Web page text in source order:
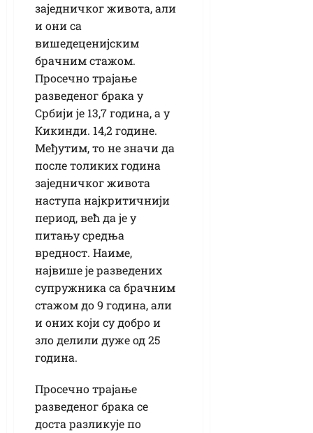
заједничког живота, али
и они са
вишедеценијским
брачним стажом.
Просечно трајање
разведеног брака у
Србији је 13,7 година, а у
Кикинди. 14,2 године.
Међутим, то не значи да
после толиких година
заједничког живота
наступа најкритичнији
период, већ да је у
питању средња
вредност. Наиме,
највише је разведених
супружника са брачним
стажом до 9 година, али
и оних који су добро и
зло делили дуже од 25
година.
Просечно трајање
разведеног брака се
доста разликује по